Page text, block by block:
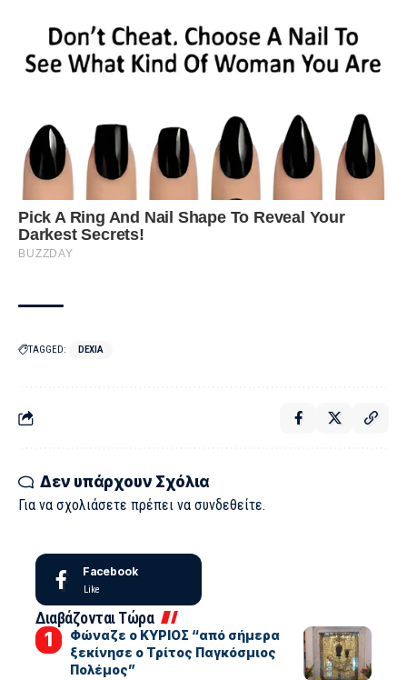
TAGGED: DEXIA
Δεν υπάρχουν Σχόλια
Για να σχολιάσετε πρέπει να συνδεθείτε.
Facebook
Like
Διαβάζονται Τώρα
Φώναζε ο ΚΥΡΙΟΣ “από σήμερα
ξεκίνησε ο Τρίτος Παγκόσμιος
Πολέμος”